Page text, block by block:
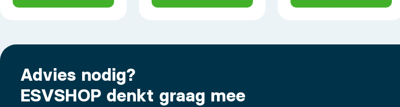
Advies nodig?
ESVSHOP denkt graag mee